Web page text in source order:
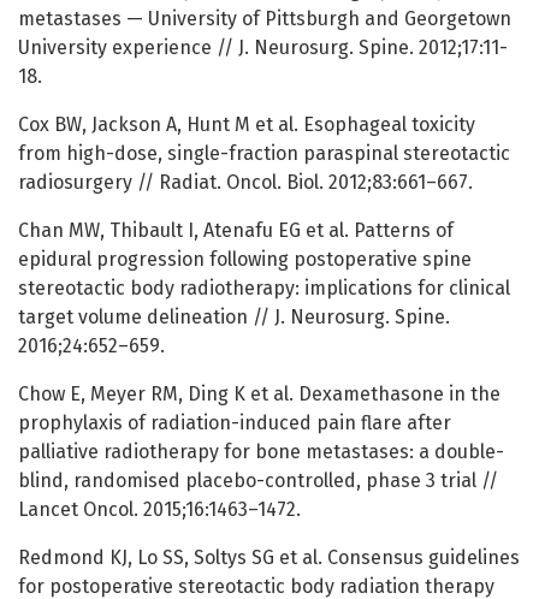
metastases — University of Pittsburgh and Georgetown
University experience // J. Neurosurg. Spine. 2012;17:11-
18.
Cox BW, Jackson A, Hunt M et al. Esophageal toxicity
from high-dose, single-fraction paraspinal stereotactic
radiosurgery // Radiat. Oncol. Biol. 2012;83:661–667.
Chan MW, Thibault I, Atenafu EG et al. Patterns of
epidural progression following postoperative spine
stereotactic body radiotherapy: implications for clinical
target volume delineation // J. Neurosurg. Spine.
2016;24:652–659.
Chow E, Meyer RM, Ding K et al. Dexamethasone in the
prophylaxis of radiation-induced pain flare after
palliative radiotherapy for bone metastases: a double-
blind, randomised placebo-controlled, phase 3 trial //
Lancet Oncol. 2015;16:1463–1472.
Redmond KJ, Lo SS, Soltys SG et al. Consensus guidelines
for postoperative stereotactic body radiation therapy